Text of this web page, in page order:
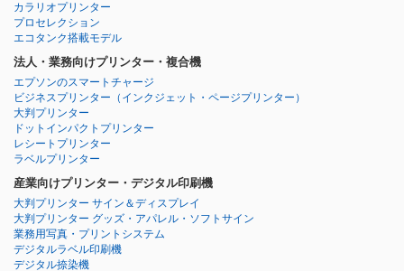
カラリオプリンター
プロセレクション
エコタンク搭載モデル
法人・業務向けプリンター・複合機
エプソンのスマートチャージ
ビジネスプリンター （インクジェット・ページプリンター）
大判プリンター
ドットインパクトプリンター
レシートプリンター
ラベルプリンター
産業向けプリンター・デジタル印刷機
大判プリンター サイン＆ディスプレイ
大判プリンター グッズ・アパレル・ソフトサイン
業務用写真・プリントシステム
デジタルラベル印刷機
デジタル捺染機